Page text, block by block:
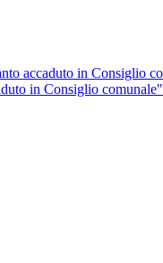
in Consiglio comunale"